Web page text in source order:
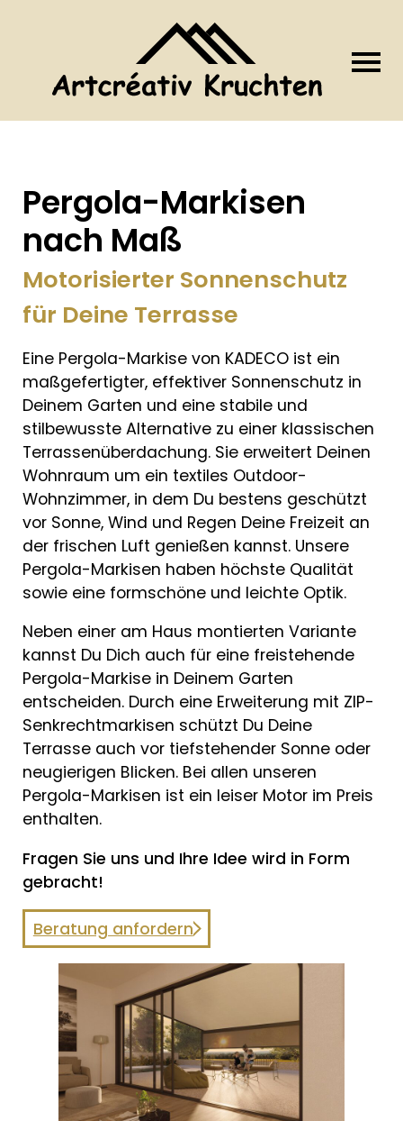
Pergola-Markisen
nach Maß
Motorisierter Sonnenschutz
für Deine Terrasse
Eine Pergola-Markise von KADECO ist ein
maßgefertigter, effektiver Sonnenschutz in
Deinem Garten und eine stabile und
stilbewusste Alternative zu einer klassischen
Terrassenüberdachung. Sie erweitert Deinen
Wohnraum um ein textiles Outdoor-
Wohnzimmer, in dem Du bestens geschützt
vor Sonne, Wind und Regen Deine Freizeit an
der frischen Luft genießen kannst. Unsere
Pergola-Markisen haben höchste Qualität
sowie eine formschöne und leichte Optik.
Neben einer am Haus montierten Variante
kannst Du Dich auch für eine freistehende
Pergola-Markise in Deinem Garten
entscheiden. Durch eine Erweiterung mit ZIP-
Senkrechtmarkisen schützt Du Deine
Terrasse auch vor tiefstehender Sonne oder
neugierigen Blicken. Bei allen unseren
Pergola-Markisen ist ein leiser Motor im Preis
enthalten.
Fragen Sie uns und Ihre Idee wird in Form
gebracht!
Beratung anfordern